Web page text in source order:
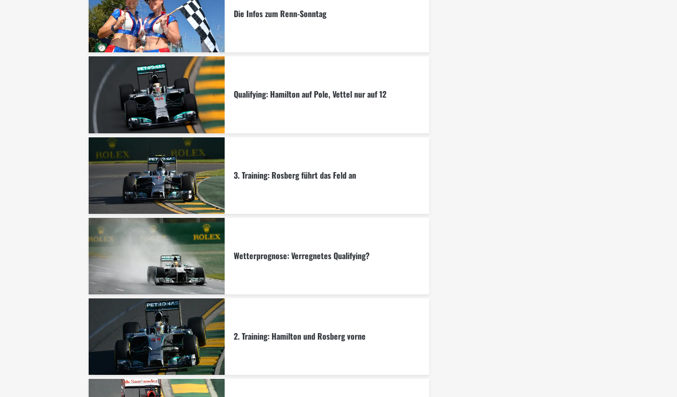
Die Infos zum Renn-Sonntag
Qualifying: Hamilton auf Pole, Vettel nur auf 12
3. Training: Rosberg führt das Feld an
Wetterprognose: Verregnetes Qualifying?
2. Training: Hamilton und Rosberg vorne